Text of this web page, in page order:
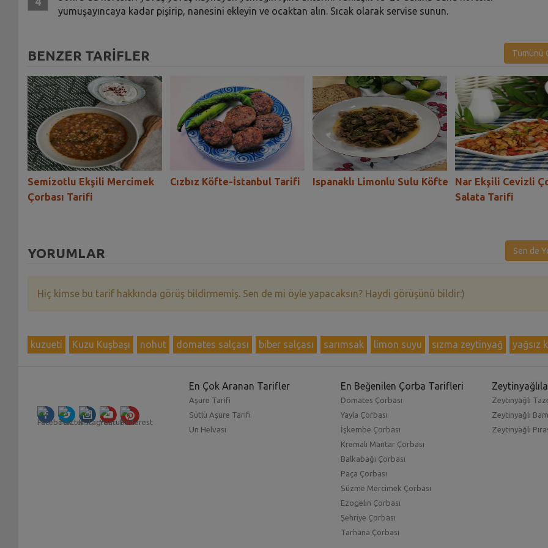
yumuşayıncaya kadar pişirip, nanesini ekleyin ve ocaktan alın. Sıcak olarak servise sunun.
BENZER TARİFLER Tümünü
Semizotlu Ekşili Mercimek
Çorbası Tarifi
Cızbız Köfte-İstanbul Tarifi Ispanaklı Limonlu Sulu Köfte
Nar Ekşili Cevizli
Salata Tarifi
YORUMLAR Sen de
Hiç kimse bu tarif hakkında görüş bildirmemiş. Sen de mi öyle yapacaksın? Haydi görüşünü bildir:)
kuzueti Kuzu Kuşbaşı nohut domates salçası biber salçası sarımsak limon suyu sızma zeytinyağ yağsız
En Çok Aranan Tarifler
Aşure Tarifi
Sütlü Aşure Tarifi
Un Helvası
En Beğenilen Çorba Tarifleri
Domates Çorbası
Yayla Çorbası
İşkembe Çorbası
Kremalı Mantar Çorbası
Balkabağı Çorbası
Paça Çorbası
Süzme Mercimek Çorbası
Ezogelin Çorbası
Şehriye Çorbası
Tarhana Çorbası
Zeytinyağlı
Zeytinyağlı
Zeytinyağlı